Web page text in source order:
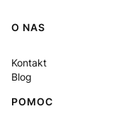
Linki w stopce
O NAS
Kontakt
Blog
POMOC